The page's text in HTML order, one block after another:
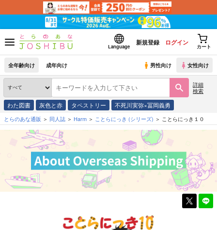
Language
新規登録 ログイン
カート
全年齢向け 成年向け 男性向け 女性向け
詳細
検索
わた図書 灰色と赤 タペストリー 不死川実弥×冨岡義勇
とらのあな通販 同人誌 Harm ことらにっき (シリーズ) ことらにっき１０